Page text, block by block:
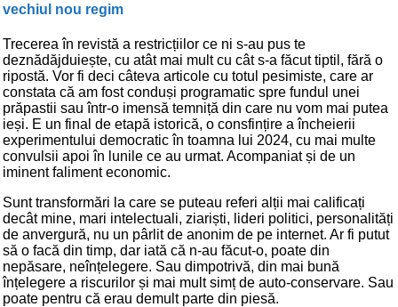
vechiul nou regim
Trecerea în revistă a restricțiilor ce ni s-au pus te
deznădăjduiește, cu atât mai mult cu cât s-a făcut tiptil, fără o
ripostă. Vor fi deci câteva articole cu totul pesimiste, care ar
constata că am fost conduși programatic spre fundul unei
prăpastii sau într-o imensă temniță din care nu vom mai putea
ieși. E un final de etapă istorică, o consfințire a încheierii
experimentului democratic în toamna lui 2024, cu mai multe
convulsii apoi în lunile ce au urmat. Acompaniat și de un
iminent faliment economic.
Sunt transformări la care se puteau referi alții mai calificați
decât mine, mari intelectuali, ziariști, lideri politici, personalități
de anvergură, nu un pârlit de anonim de pe internet. Ar fi putut
să o facă din timp, dar iată că n-au făcut-o, poate din
nepăsare, neînțelegere. Sau dimpotrivă, din mai bună
înțelegere a riscurilor și mai mult simț de auto-conservare. Sau
poate pentru că erau demult parte din piesă.